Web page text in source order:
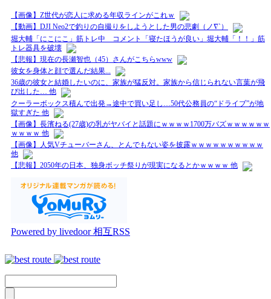
【画像】Z世代が恋人に求める年収ラインがこれｗ
【動画】DJI Neo2で釣りの自撮りをしようとした男の悲劇（ノ∇`）
堀大輔「にこにこ」筋トレ中 コメント「寝たほうが良い」堀大輔「！！」筋
トレ器具を破壊
【悲報】現在の長瀬智也（45）さんがこちらwww
彼女を身体と顔で選んだ結果...
36歳の彼女と結婚したいのに、家族が猛反対。家族から信じられない言葉が飛
び出した… 他
クーラーボックス積んで出発→途中で買い足し…50代公務員の“ドライブ”が地
獄すぎた 他
【画像】長濱ねる(27歳)の乳がヤバイと話題にｗｗｗｗ1700万バズｗｗｗｗｗｗ
ｗｗｗｗ 他
【画像】人気Vチューバーさん、とんでもない姿を披露ｗｗｗｗｗｗｗｗｗｗ
他
【悲報】2050年の日本、独身ボッチ祭りが現実になるとかｗｗｗｗ 他
Powered by livedoor 相互RSS